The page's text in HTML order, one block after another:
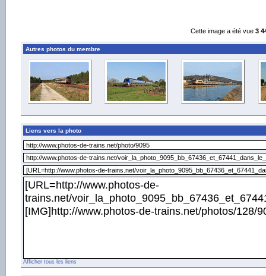
Cette image a été vue 3
Autres photos du membre
Liens vers la photo
Afficher tous les liens